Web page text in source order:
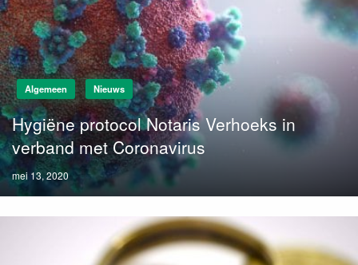
Algemeen Nieuws
Hygiëne protocol Notaris Verhoeks in
verband met Coronavirus
Posted
on
mei 13, 2020